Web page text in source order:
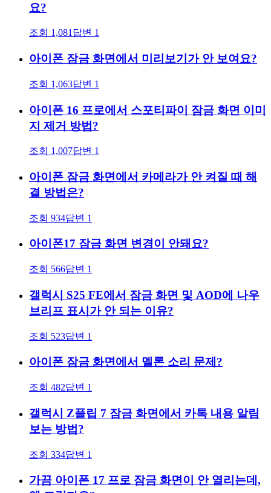
요?
조회 1,081답변 1
아이폰 잠금 화면에서 미리보기가 안 보여요?
조회 1,063답변 1
아이폰 16 프로에서 스포티파이 잠금 화면 이미
지 제거 방법?
조회 1,007답변 1
아이폰 잠금 화면에서 카메라가 안 켜질 때 해
결 방법은?
조회 934답변 1
아이폰17 잠금 화면 변경이 안돼요?
조회 566답변 1
갤럭시 S25 FE에서 잠금 화면 및 AOD에 나우
브리프 표시가 안 되는 이유?
조회 523답변 1
아이폰 잠금 화면에서 멜론 소리 문제?
조회 482답변 1
갤럭시 Z플립 7 잠금 화면에서 카톡 내용 알림
보는 방법?
조회 334답변 1
가끔 아이폰 17 프로 잠금 화면이 안 열리는데,